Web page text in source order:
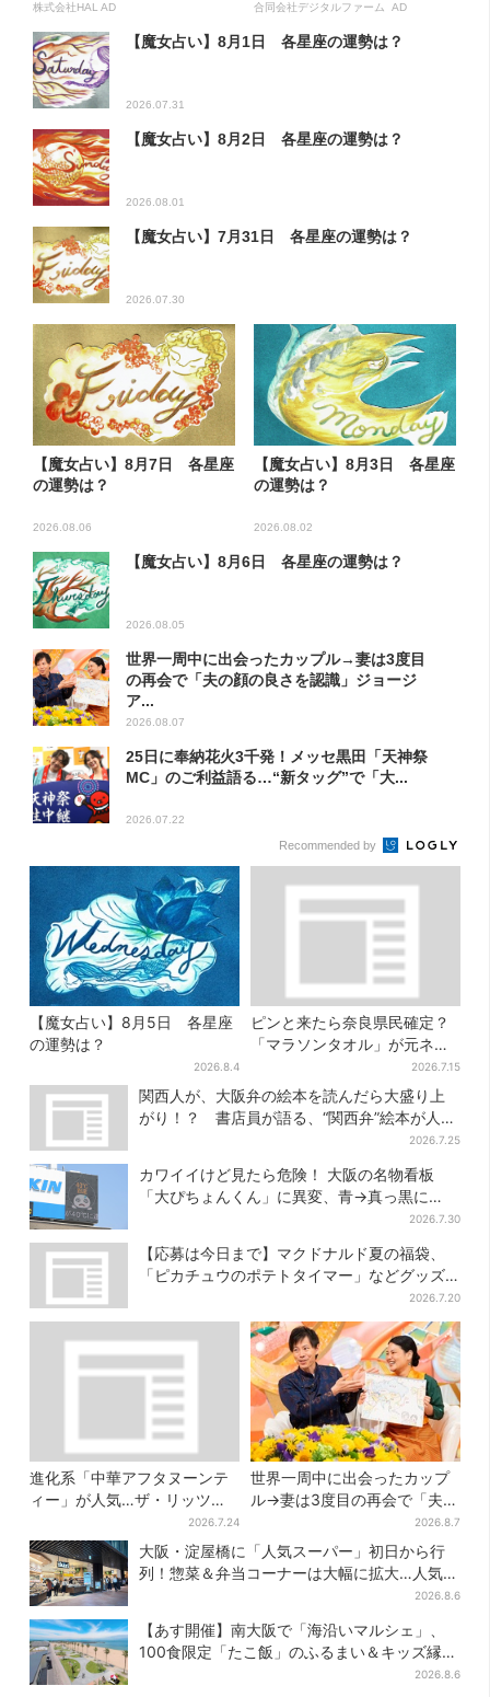
株式会社HAL AD 合同会社デジタルファーム AD
【魔女占い】8月1日 各星座の運勢は？
2026.07.31
【魔女占い】8月2日 各星座の運勢は？
2026.08.01
【魔女占い】7月31日 各星座の運勢は？
2026.07.30
【魔女占い】8月7日 各星座
の運勢は？
2026.08.06
【魔女占い】8月3日 各星座
の運勢は？
2026.08.02
【魔女占い】8月6日 各星座の運勢は？
2026.08.05
世界一周中に出会ったカップル→妻は3度目
の再会で「夫の顔の良さを認識」ジョージ
ア...
2026.08.07
25日に奉納花火3千発！メッセ黒田「天神祭
MC」のご利益語る…“新タッグ”で「大...
2026.07.22
Recommended by
【魔女占い】8月5日 各星座
の運勢は？
2026.8.4
ピンと来たら奈良県民確定？
「マラソンタオル」が元ネタ
の汗取りインナー、販売数5万
枚突破
2026.7.15
関西人が、大阪弁の絵本を読んだら大盛り上
がり！？ 書店員が語る、“関西弁”絵本が人気
2026.7.25
カワイイけど見たら危険！ 大阪の名物看板
「大ぴちょんくん」に異変、青→真っ黒に…
2026.7.30
【応募は今日まで】マクドナルド夏の福袋、
「ピカチュウのポテトタイマー」などグッズ3
2026.7.20
進化系「中華アフタヌーンテ
ィー」が人気…ザ・リッツ・
カールトン大阪でも、8月末ま
で開催
2026.7.24
世界一周中に出会ったカップ
ル→妻は3度目の再会で「夫の
顔の良さを認識」ジョージア
の酒場で急接近
2026.8.7
大阪・淀屋橋に「人気スーパー」初日から行
列！惣菜＆弁当コーナーは大幅に拡大…人気商
2026.8.6
【あす開催】南大阪で「海沿いマルシェ」、
100食限定「たこ飯」のふるまい＆キッズ縁日
2026.8.6